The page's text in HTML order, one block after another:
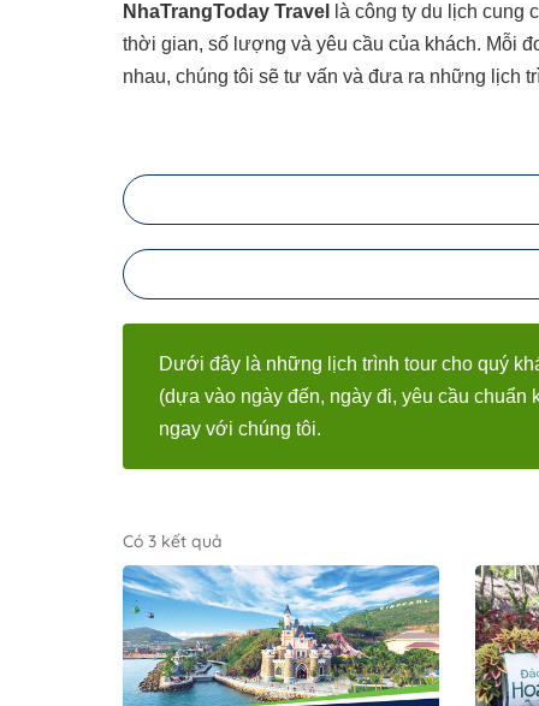
NhaTrangToday Travel
là công ty du lịch cung
thời gian, số lượng và yêu cầu của khách. Mỗi
nhau, chúng tôi sẽ tư vấn và đưa ra những lịch
Dưới đây là những lịch trình tour cho quý
(dựa vào ngày đến, ngày đi, yêu cầu
ngay với chúng tôi.
Có 3 kết quả